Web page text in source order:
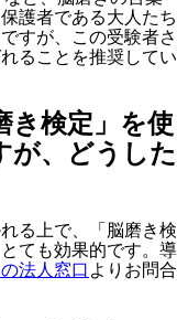
護者である大人たち
すが、この受験者さ
ることを推奨してい
き検定」を使
が、どうした
る上で、「脳磨き検
ても効果的です。導
法人窓口 よりお問合